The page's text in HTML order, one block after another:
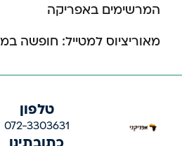
המרשימים באפריקה
מאוריציוס למטייל: חופשה
טלפון
072-3303631
כתובתינו